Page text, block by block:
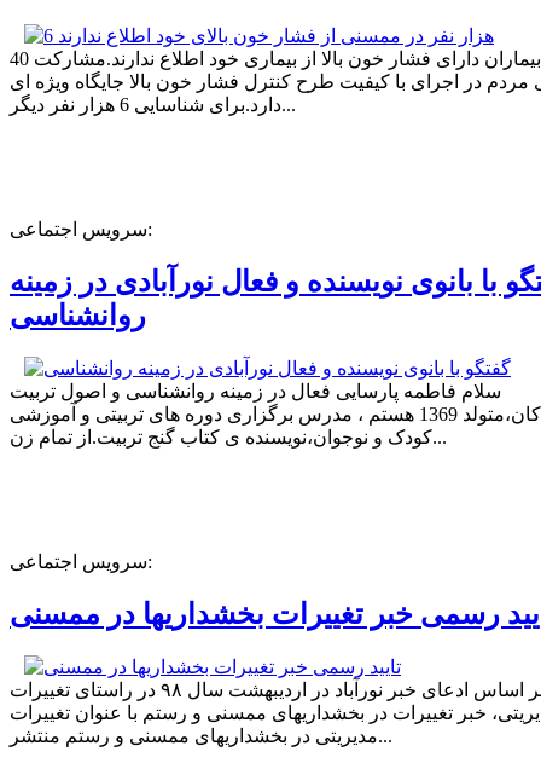
40 درصد بیماران دارای فشار خون بالا از بیماری خود اطلاع ندارند.مشارکت
در اجرای با کیفیت طرح کنترل فشار خون بالا جایگاه ویژه ای
دارد.برای شناسایی 6 هزار نفر دیگر...
سرویس اجتماعی:
با بانوی نویسنده و فعال نورآبادی در زمینه
روانشناسی
سلام فاطمه پارسایی فعال در زمینه روانشناسی و اصول تربیت
کودکان،متولد 1369 هستم ، مدرس برگزاری دوره های تربیتی و آموزشی
کودک و نوجوان،نویسنده ی کتاب گنج تربیت.از تمام زن...
سرویس اجتماعی:
رسمی خبر تغییرات بخشداریها در ممسنی
بر اساس ادعای خبر نورآباد در اردیبهشت سال ۹۸ در راستای تغییرات
خبر تغییرات در بخشداریهای ممسنی و رستم با عنوان تغییرات
مدیریتی در بخشداریهای ممسنی و رستم منتشر...